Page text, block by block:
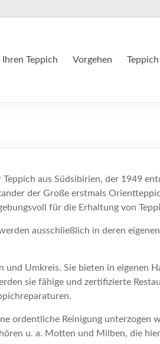
Teppich Vorgehen
aus Südsibirien, der 1949
der Große erstmals
für die Erhaltung von
ausschließlich in deren
Umkreis. Sie bieten in eigenen
sie fähige und zertifizierte
ordentliche Reinigung unterzogen
u. a. Motten und Milben, die